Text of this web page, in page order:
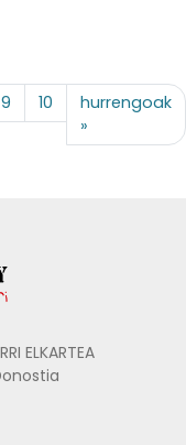
9 10
hurrengoak
»
ELKARTEA